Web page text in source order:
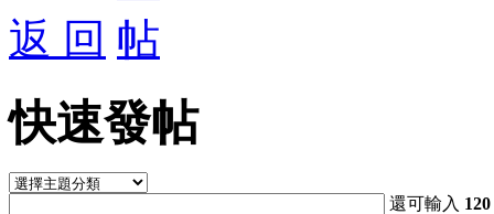
返 回
快速發帖
還可輸入 120